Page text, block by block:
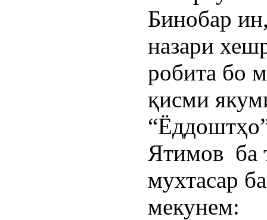
Бинобар
назари
робита бо
қисми
Ятимов ба
мухтасар
мекунем: